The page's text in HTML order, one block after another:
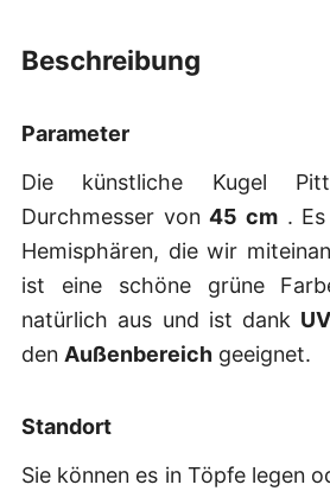
beschreibung
Parameter
Die künstliche Kugel
Durchmesser von45 cm. Es
Hemisphären, die wir
ist eine schöne grüne
natürlich aus und ist dank
den Außenbereichgeeignet.
Standort
Sie können es in Töpfe legen